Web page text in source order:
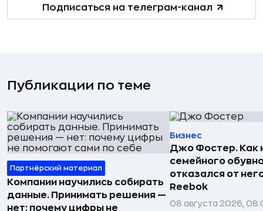
Подписаться на телеграм-канал
Публикации по теме
Партнёрский материал
Компании научились собирать
данные. Принимать решения —
нет: почему цифры не
Бизнес
Джо Фостер. Как
семейного
отказался от
Reebok
08 августа 2026,